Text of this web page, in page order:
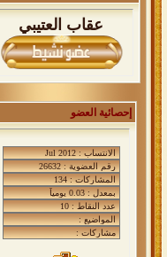
عقاب العتيبي
إحصائية العضو